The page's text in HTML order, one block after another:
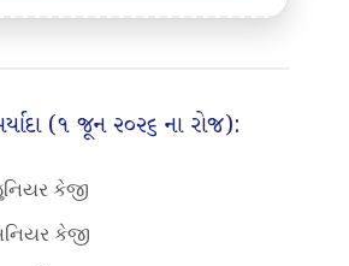
(૧ જૂન ૨૦૨૬ ના રોજ):
કેજી
કેજી